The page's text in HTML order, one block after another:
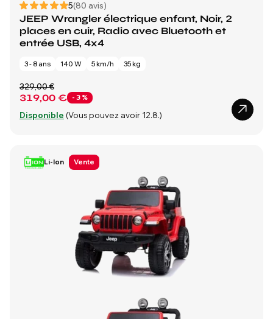
5(80 avis)
JEEP Wrangler électrique enfant, Noir, 2
places en cuir, Radio avec Bluetooth et
entrée USB, 4x4
3 - 8 ans 140 W 5 km/h 35 kg
319,00 € - 3 %
329,00 €
Disponible (Vous pouvez avoir 12.8.)
Li-Ion Vente